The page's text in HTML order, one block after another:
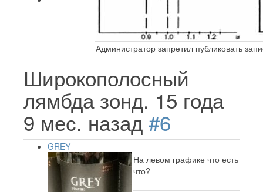
Администратор запретил публиковать
Широкополосный
лямбда зонд. 15 года
9 мес. назад#6
GREY
На левом графике что есть
что?